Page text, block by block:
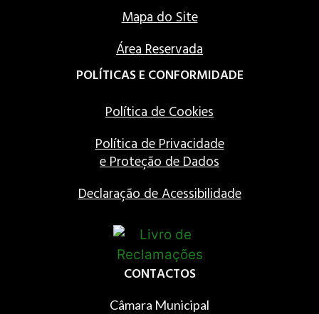
Mapa do Site
Área Reservada
POLÍTICAS E CONFORMIDADE
Política de Cookies
Política de Privacidade
e Proteção de Dados
Declaração de Acessibilidade
CONTACTOS
Câmara Municipal